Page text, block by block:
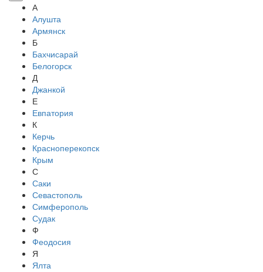
А
Алушта
Армянск
Б
Бахчисарай
Белогорск
Д
Джанкой
Е
Евпатория
К
Керчь
Красноперекопск
Крым
С
Саки
Севастополь
Симферополь
Судак
Ф
Феодосия
Я
Ялта